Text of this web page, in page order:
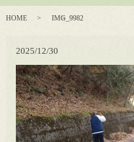
HOME IMG_9982
2025/12/30